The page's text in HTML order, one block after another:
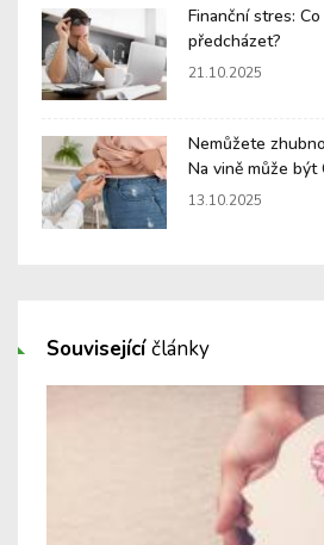
Finanční stres:
předcházet?
21.10.2025
Nemůžete
Na vině může být
13.10.2025
Souvisejícíčlánky